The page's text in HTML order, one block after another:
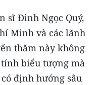
Tây
sĩ Đinh Ngọc Quý,
Minh và các lãnh
thăm này không
biểu tượng mà
định hướng sâu